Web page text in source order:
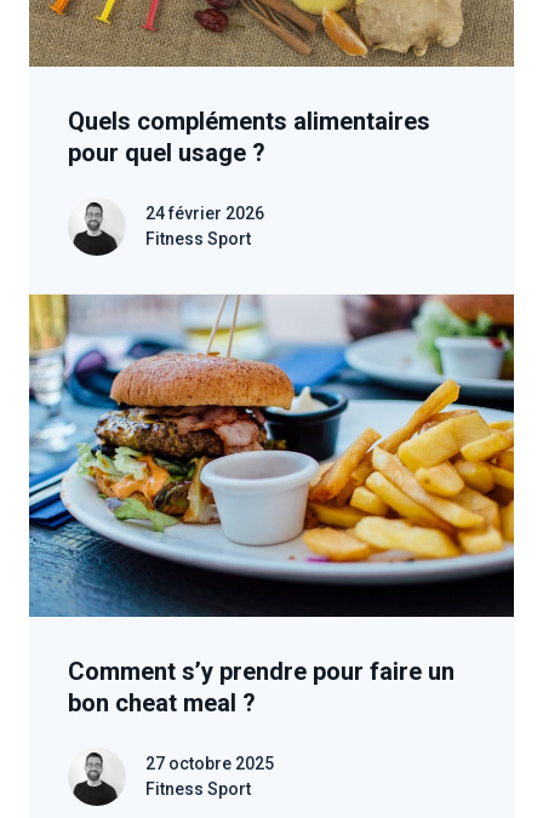
Quels compléments alimentaires
pour quel usage ?
24 février 2026
Fitness Sport
Comment s’y prendre pour faire un
bon cheat meal ?
27 octobre 2025
Fitness Sport